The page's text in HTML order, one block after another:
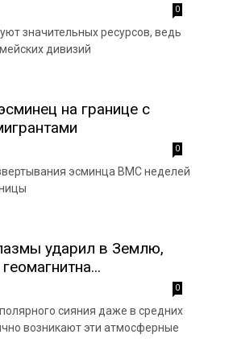
0
значительных ресурсов, ведь
дивизий
на границе с
0
эсминца ВМС неделей
ударил в Землю,
0
сияния даже в средних
возникают эти атмосферные